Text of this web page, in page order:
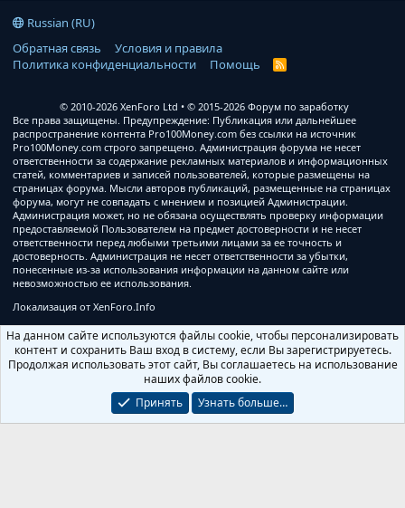
Russian (RU)
Обратная связь
Условия и правила
Политика конфиденциальности
Помощь
R
© 2010-2026 XenForo Ltd
© 2015-2026 Форум по заработку
Все права защищены. Предупреждение: Публикация или дальнейшее
распространение контента Pro100Money.com без ссылки на источник
Pro100Money.com строго запрещено. Администрация форума не несет
ответственности за содержание рекламных материалов и информационных
статей, комментариев и записей пользователей, которые размещены на
страницах форума. Мысли авторов публикаций, размещенные на страницах
форума, могут не совпадать с мнением и позицией Администрации.
Администрация может, но не обязана осуществлять проверку информации
предоставляемой Пользователем на предмет достоверности и не несет
ответственности перед любыми третьими лицами за ее точность и
достоверность. Администрация не несет ответственности за убытки,
понесенные из-за использования информации на данном сайте или
невозможностью ее использования.
Локализация от XenForo.Info
На данном сайте используются файлы cookie, чтобы персонализировать
контент и сохранить Ваш вход в систему, если Вы зарегистрируетесь.
Продолжая использовать этот сайт, Вы соглашаетесь на использование
наших файлов cookie.
Принять
Узнать больше…